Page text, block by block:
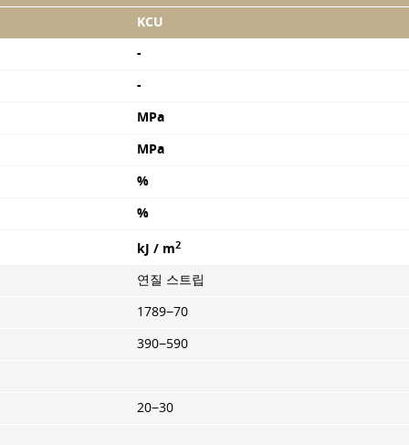
KCU
-
-
MPa
MPa
%
%
kJ / m2
연질 스트립
1789−70
390−590
20−30